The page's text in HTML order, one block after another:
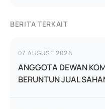
BERITA TERKAIT
07 AUGUST 2026
ANGGOTA DEWAN
BERUNTUN JUAL